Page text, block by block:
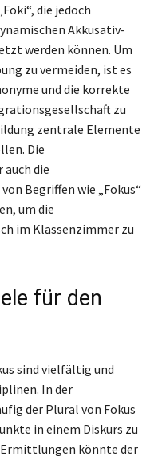
die jedoch
Akkusativ-
werden können. Um
zu vermeiden, ist es
und die korrekte
zu
zentrale Elemente
Die
die
Begriffen wie „Fokus“
um die
im Klassenzimmer zu
für den
sind vielfältig und
In der
der Plural von Fokus
in einem Diskurs zu
könnte der